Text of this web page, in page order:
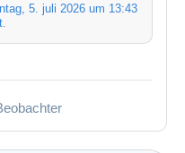
5. juli 2026 um 13:43